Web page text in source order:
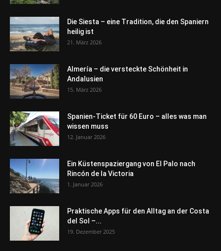
Die Siesta – eine Tradition, die den Spaniern
heilig ist
21. März 2026
Almería – die versteckte Schönheit in
Andalusien
15. März 2026
Spanien-Ticket für 60 Euro – alles was man
wissen muss
12. Januar 2026
Ein Küstenspaziergang von El Palo nach
Rincón de la Victoria
1. Januar 2026
Praktische Apps für den Alltag an der Costa
del Sol –...
19. Dezember 2025